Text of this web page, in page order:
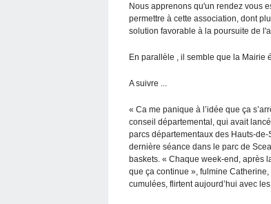
Nous apprenons qu'un rendez vous
permettre à cette association, dont
solution favorable à la poursuite de
En parallèle , il semble que la Mairie
A suivre ...
« Ca me panique à l’idée que ça
conseil départemental, qui avait
parcs départementaux des Hauts-de-
dernière séance dans le parc de
baskets. « Chaque week-end, après
que ça continue », fulmine
cumulées, flirtent aujourd’hui avec